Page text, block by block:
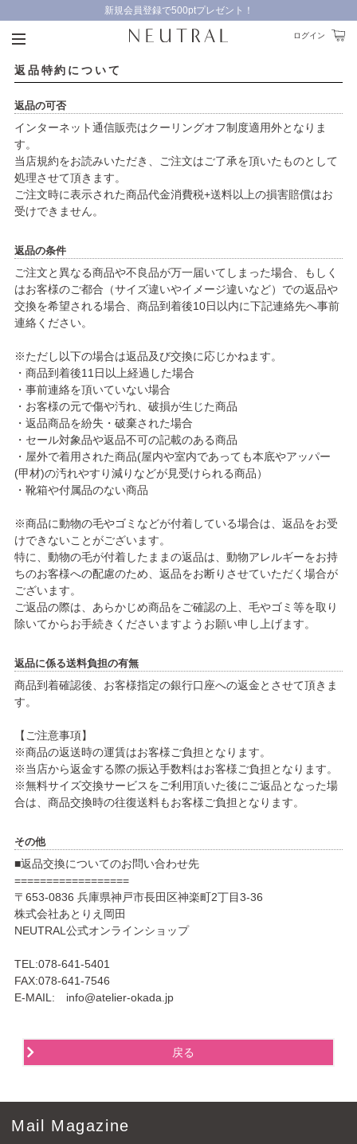
新規会員登録で500ptプレゼント！
9,000円以上のお買い物で送料無料！
ログイン
返品特約について
返品の可否
インターネット通信販売はクーリングオフ制度適用外となりま
す。
当店規約をお読みいただき、ご注文はご了承を頂いたものとして
処理させて頂きます。
ご注文時に表示された商品代金消費税+送料以上の損害賠償はお
受けできません。
返品の条件
ご注文と異なる商品や不良品が万一届いてしまった場合、もしく
はお客様のご都合（サイズ違いやイメージ違いなど）での返品や
交換を希望される場合、商品到着後10日以内に下記連絡先へ事前
連絡ください。
※ただし以下の場合は返品及び交換に応じかねます。
・商品到着後11日以上経過した場合
・事前連絡を頂いていない場合
・お客様の元で傷や汚れ、破損が生じた商品
・返品商品を紛失・破棄された場合
・セール対象品や返品不可の記載のある商品
・屋外で着用された商品(屋内や室内であっても本底やアッパー
(甲材)の汚れやすり減りなどが見受けられる商品）
・靴箱や付属品のない商品
※商品に動物の毛やゴミなどが付着している場合は、返品をお受
けできないことがございます。
特に、動物の毛が付着したままの返品は、動物アレルギーをお持
ちのお客様への配慮のため、返品をお断りさせていただく場合が
ございます。
ご返品の際は、あらかじめ商品をご確認の上、毛やゴミ等を取り
除いてからお手続きくださいますようお願い申し上げます。
返品に係る送料負担の有無
商品到着確認後、お客様指定の銀行口座への返金とさせて頂きま
す。
【ご注意事項】
※商品の返送時の運賃はお客様ご負担となります。
※当店から返金する際の振込手数料はお客様ご負担となります。
※無料サイズ交換サービスをご利用頂いた後にご返品となった場
合は、商品交換時の往復送料もお客様ご負担となります。
その他
■返品交換についてのお問い合わせ先
==================
〒653-0836 兵庫県神戸市長田区神楽町2丁目3-36
株式会社あとりえ岡田
NEUTRAL公式オンラインショップ
TEL:078-641-5401
FAX:078-641-7546
E-MAIL: info@atelier-okada.jp
Mail Magazine